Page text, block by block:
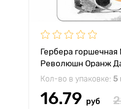
Гербера горшечная
Революшн Оранж
Биотехника
Кол-во в упаковке: 5
16.79 руб